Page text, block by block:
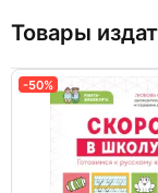
Товары
-50%